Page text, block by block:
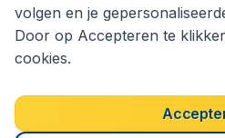
Copyright
volgen en je
Door op Accepteren te
cookies.